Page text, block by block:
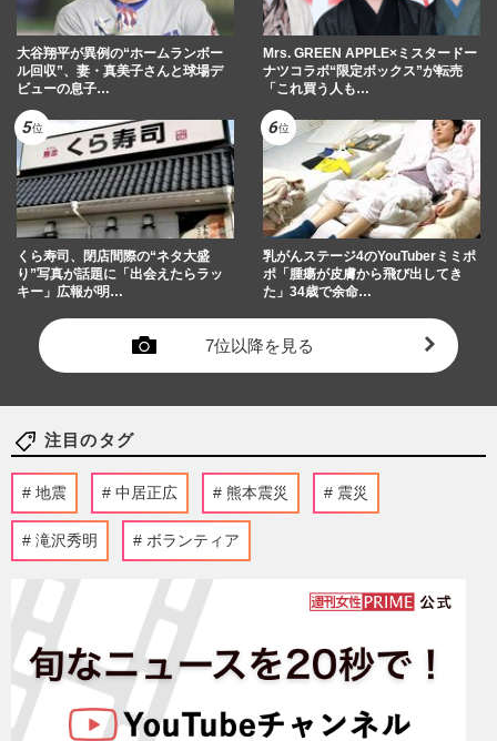
大谷翔平が異例の“ホームランボー
ル回収”、妻・真美子さんと球場デ
ビューの息子…
Mrs. GREEN APPLE×ミスタードー
ナツコラボ“限定ボックス”が転売
「これ買う人も…
くら寿司、閉店間際の“ネタ大盛
り”写真が話題に「出会えたらラッ
キー」広報が明…
乳がんステージ4のYouTuberミミポ
ポ「腫瘍が皮膚から飛び出してき
た」34歳で余命…
7位以降を見る
注目のタグ
地震 中居正広 熊本震災 震災
滝沢秀明 ボランティア